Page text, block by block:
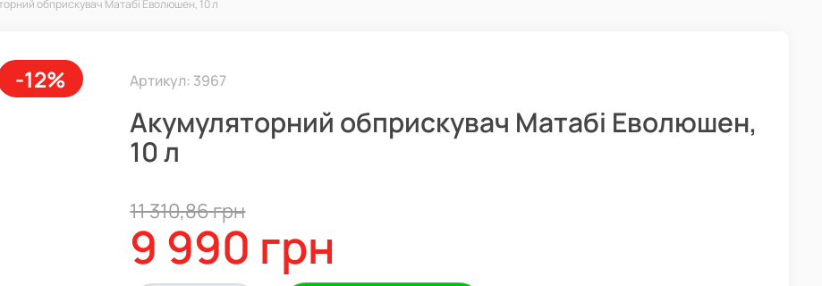
обприскувач Матабі Еволюшен, 10 л
-12% Артикул: 3967
Акумуляторний обприскувач Матабі Еволюшен,
10 л
11 310,86 грн
9 990 грн